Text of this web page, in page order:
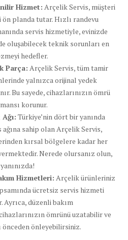
Hizmet: Arçelik Servis, müşteri
planda tutar. Hızlı randevu
servis hizmetiyle, evinizde
oluşabilecek teknik sorunları en
hedefler.
Parça: Arçelik Servis, tüm tamir
yalnızca orijinal yedek
Bu sayede, cihazlarınızın ömrü
korunur.
Türkiye’nin dört bir yanında
ağına sahip olan Arçelik Servis,
kırsal bölgelere kadar her
Nerede olursanız olun,
Hizmetleri: Arçelik ürünleriniz
ücretsiz servis hizmeti
Ayrıca, düzenli bakım
ömrünü uzatabilir ve
önceden önleyebilirsiniz.